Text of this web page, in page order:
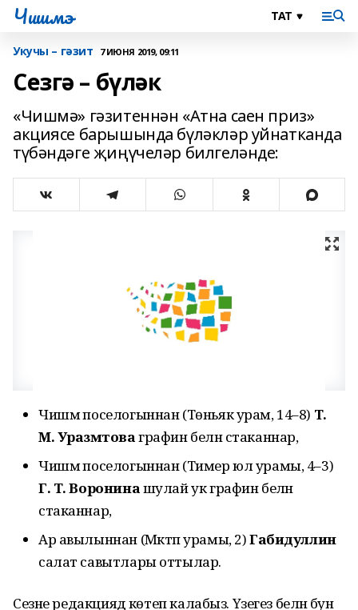
Чишмэ
Укучы – гәзит 7 ИЮНЯ 2019, 09:11
Сезгә – бүләк
«Чишмә» гәзитеннән «Атна саен приз»
акциясе барышында бүләкләр уйнатканда
түбәндәге җиңүчеләр билгеләнде:
Чишмә поселогыннан (Төньяк урам, 14–8) Т.
М. Уразмәтоваграфин белән стаканнар,
Чишмә поселогыннан (Тимер юл урамы, 4–3)
Г. Т. Воронинашулай ук графин белән
стаканнар,
Ар авылыннан (Мәктәп урамы, 2)Габидуллин
салат савытлары оттылар.
Сезне редакциядә көтеп калабыз. Үзегез белән әбунә